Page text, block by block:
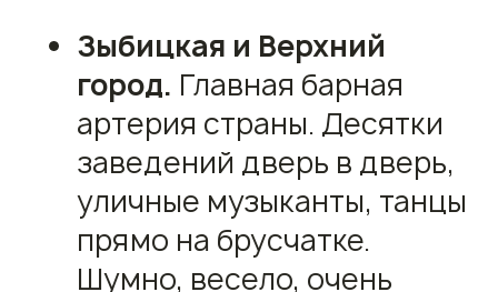
Зыбицкая и Верхний
город. Главная барная
артерия страны. Десятки
заведений дверь в дверь,
уличные музыканты, танцы
прямо на брусчатке.
Шумно, весело, очень